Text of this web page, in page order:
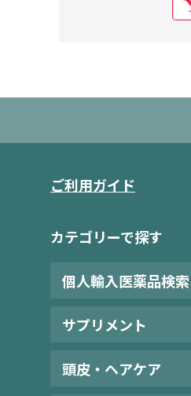
ご利用ガイド
カテゴリーで探す
個人輸入医薬品検索
サプリメント
頭皮・ヘアケア